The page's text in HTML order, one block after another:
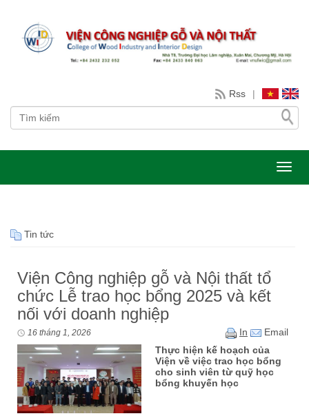
Rss |
Tin tức
Viện Công nghiệp gỗ và Nội thất tổ
chức Lễ trao học bổng 2025 và kết
nối với doanh nghiệp
16 tháng 1, 2026 In
Email
Thực hiện kế hoạch của
Viện về việc trao học bổng
cho sinh viên từ quỹ học
bổng khuyến học